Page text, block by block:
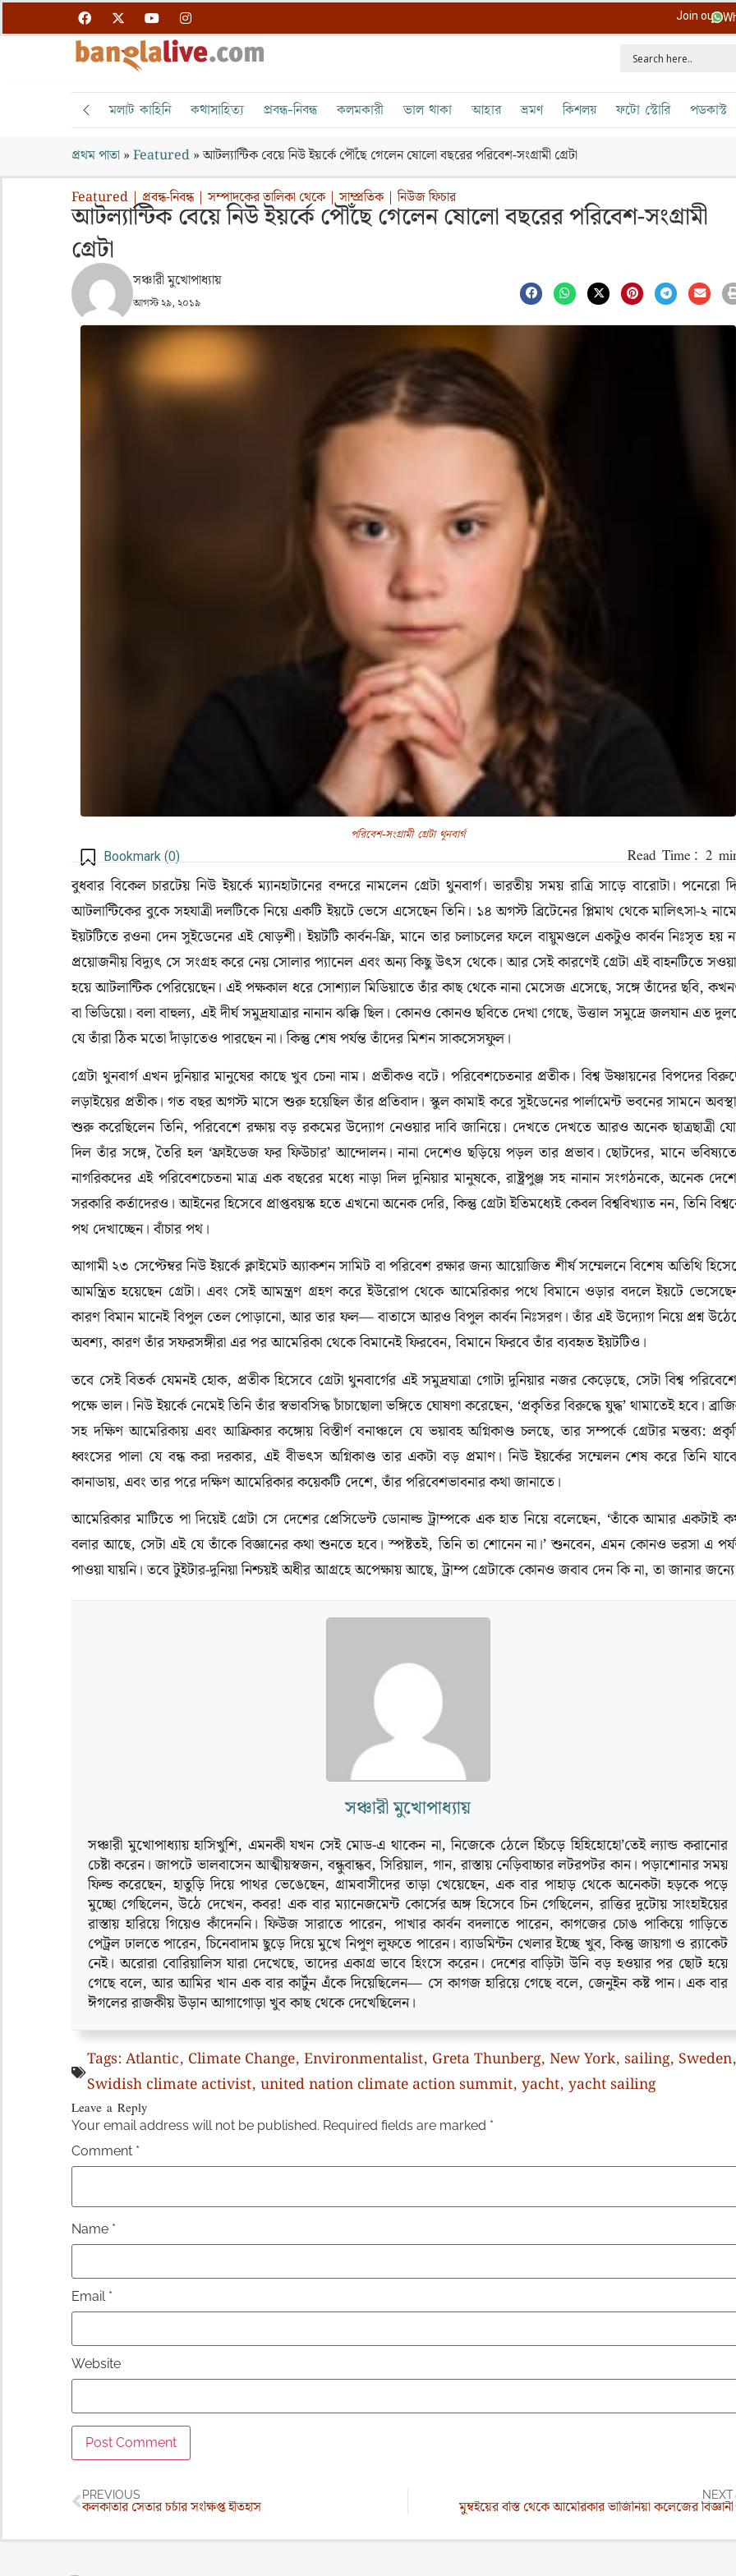
Join our
মলাট কাহিনি কথাসাহিত্য প্রবন্ধ-নিবন্ধ কলমকারী ভাল থাকা আহার ভ্রমণ কিশলয় ফটো স্টোরি পডকাস্ট
প্রথম পাতা »Featured »আটল্যান্টিক বেয়ে নিউ ইয়র্কে পৌঁছে গেলেন ষোলো বছরের পরিবেশ-সংগ্রামী গ্রেটা
Featured |প্রবন্ধ-নিবন্ধ|সম্পাদকের তালিকা থেকে|সাম্প্রতিক|নিউজ ফিচার
আটল্যান্টিক বেয়ে নিউ ইয়র্কে পৌঁছে গেলেন ষোলো বছরের পরিবেশ-সংগ্রামী
গ্রেটা
সঞ্চারী মুখোপাধ্যায়
আগস্ট ২৯, ২০১৯
পরিবেশ-সংগ্রামী গ্রেটা থুনবার্গ
Bookmark (0)
বুধবার বিকেল চারটেয় নিউ ইয়র্কে ম্যানহাটানের বন্দরে নামলেন গ্রেটা থুনবার্গ। ভারতীয় সময় রাত্রি সাড়ে বারোটা। পনেরো
আটলান্টিকের বুকে সহযাত্রী দলটিকে নিয়ে একটি ইয়টে ভেসে এসেছেন তিনি। ১৪ অগস্ট ব্রিটেনের প্লিমাথ থেকে মালিৎসা-২
ইয়টটিতে রওনা দেন সুইডেনের এই ষোড়শী। ইয়টটি কার্বন-ফ্রি, মানে তার চলাচলের ফলে বায়ুমণ্ডলে একটুও কার্বন নিঃসৃত হয়
প্রয়োজনীয় বিদ্যুৎ সে সংগ্রহ করে নেয় সোলার প্যানেল এবং অন্য কিছু উৎস থেকে। আর সেই কারণেই গ্রেটা এই বাহনটিতে
হয়ে আটলান্টিক পেরিয়েছেন। এই পক্ষকাল ধরে সোশ্যাল মিডিয়াতে তাঁর কাছ থেকে নানা মেসেজ এসেছে, সঙ্গে তাঁদের ছবি,
বা ভিডিয়ো। বলা বাহুল্য, এই দীর্ঘ সমুদ্রযাত্রার নানান ঝক্কি ছিল। কোনও কোনও ছবিতে দেখা গেছে, উত্তাল সমুদ্রে জলযান এত
যে তাঁরা ঠিক মতো দাঁড়াতেও পারছেন না। কিন্তু শেষ পর্যন্ত তাঁদের মিশন সাকসেসফুল।
গ্রেটা থুনবার্গ এখন দুনিয়ার মানুষের কাছে খুব চেনা নাম। প্রতীকও বটে। পরিবেশচেতনার প্রতীক। বিশ্ব উষ্ণায়নের বিপদের
লড়াইয়ের প্রতীক। গত বছর অগস্ট মাসে শুরু হয়েছিল তাঁর প্রতিবাদ। স্কুল কামাই করে সুইডেনের পার্লামেন্ট ভবনের সামনে
শুরু করেছিলেন তিনি, পরিবেশে রক্ষায় বড় রকমের উদ্যোগ নেওয়ার দাবি জানিয়ে। দেখতে দেখতে আরও অনেক ছাত্রছাত্রী
দিল তাঁর সঙ্গে, তৈরি হল ‘ফ্রাইডেজ ফর ফিউচার’ আন্দোলন। নানা দেশেও ছড়িয়ে পড়ল তার প্রভাব। ছোটদের, মানে
নাগরিকদের এই পরিবেশচেতনা মাত্র এক বছরের মধ্যে নাড়া দিল দুনিয়ার মানুষকে, রাষ্ট্রপুঞ্জ সহ নানান সংগঠনকে, অনেক
সরকারি কর্তাদেরও। আইনের হিসেবে প্রাপ্তবয়স্ক হতে এখনো অনেক দেরি, কিন্তু গ্রেটা ইতিমধ্যেই কেবল বিশ্ববিখ্যাত নন, তিনি
পথ দেখাচ্ছেন। বাঁচার পথ।
আগামী ২৩ সেপ্টেম্বর নিউ ইয়র্কে ক্লাইমেট অ্যাকশন সামিট বা পরিবেশ রক্ষার জন্য আয়োজিত শীর্ষ সম্মেলনে বিশেষ অতিথি
আমন্ত্রিত হয়েছেন গ্রেটা। এবং সেই আমন্ত্রণ গ্রহণ করে ইউরোপ থেকে আমেরিকার পথে বিমানে ওড়ার বদলে ইয়টে
কারণ বিমান মানেই বিপুল তেল পোড়ানো, আর তার ফল— বাতাসে আরও বিপুল কার্বন নিঃসরণ। তাঁর এই উদ্যোগ নিয়ে প্রশ্ন
অবশ্য, কারণ তাঁর সফরসঙ্গীরা এর পর আমেরিকা থেকে বিমানেই ফিরবেন, বিমানে ফিরবে তাঁর ব্যবহৃত ইয়টটিও।
তবে সেই বিতর্ক যেমনই হোক, প্রতীক হিসেবে গ্রেটা থুনবার্গের এই সমুদ্রযাত্রা গোটা দুনিয়ার নজর কেড়েছে, সেটা বিশ্ব
পক্ষে ভাল। নিউ ইয়র্কে নেমেই তিনি তাঁর স্বভাবসিদ্ধ চাঁচাছোলা ভঙ্গিতে ঘোষণা করেছেন, ‘প্রকৃতির বিরুদ্ধে যুদ্ধ’ থামাতেই হবে।
সহ দক্ষিণ আমেরিকায় এবং আফ্রিকার কঙ্গোয় বিস্তীর্ণ বনাঞ্চলে যে ভয়াবহ অগ্নিকাণ্ড চলছে, তার সম্পর্কে গ্রেটার মন্তব্য:
ধ্বংসের পালা যে বন্ধ করা দরকার, এই বীভৎস অগ্নিকাণ্ড তার একটা বড় প্রমাণ। নিউ ইয়র্কের সম্মেলন শেষ করে তিনি
কানাডায়, এবং তার পরে দক্ষিণ আমেরিকার কয়েকটি দেশে, তাঁর পরিবেশভাবনার কথা জানাতে।
আমেরিকার মাটিতে পা দিয়েই গ্রেটা সে দেশের প্রেসিডেন্ট ডোনাল্ড ট্রাম্পকে এক হাত নিয়ে বলেছেন, ‘তাঁকে আমার একটাই
বলার আছে, সেটা এই যে তাঁকে বিজ্ঞানের কথা শুনতে হবে। স্পষ্টতই, তিনি তা শোনেন না।’ শুনবেন, এমন কোনও ভরসা এ
পাওয়া যায়নি। তবে টুইটার-দুনিয়া নিশ্চয়ই অধীর আগ্রহে অপেক্ষায় আছে, ট্রাম্প গ্রেটাকে কোনও জবাব দেন কি না, তা জানার
সঞ্চারী মুখোপাধ্যায়
সঞ্চারী মুখোপাধ্যায় হাসিখুশি, এমনকী যখন সেই মোড-এ থাকেন না, নিজেকে ঠেলে হিঁচড়ে হিহিহোহো’তেই ল্যান্ড করানোর
চেষ্টা করেন। জাপটে ভালবাসেন আত্মীয়স্বজন, বন্ধুবান্ধব, সিরিয়াল, গান, রাস্তায় নেড়িবাচ্চার লটরপটর কান। পড়াশোনার সময়
ফিল্ড করেছেন, হাতুড়ি দিয়ে পাথর ভেঙেছেন, গ্রামবাসীদের তাড়া খেয়েছেন, এক বার পাহাড় থেকে অনেকটা হড়কে পড়ে
মুচ্ছো গেছিলেন, উঠে দেখেন, কবর! এক বার ম্যানেজমেন্ট কোর্সের অঙ্গ হিসেবে চিন গেছিলেন, রাত্তির দুটোয় সাংহাইয়ের
রাস্তায় হারিয়ে গিয়েও কাঁদেননি। ফিউজ সারাতে পারেন, পাখার কার্বন বদলাতে পারেন, কাগজের চোঙ পাকিয়ে গাড়িতে
পেট্রল ঢালতে পারেন, চিনেবাদাম ছুড়ে দিয়ে মুখে নিপুণ লুফতে পারেন। ব্যাডমিন্টন খেলার ইচ্ছে খুব, কিন্তু জায়গা ও র‌্যাকেট
নেই। অরোরা বোরিয়ালিস যারা দেখেছে, তাদের একাগ্র ভাবে হিংসে করেন। দেশের বাড়িটা উনি বড় হওয়ার পর ছোট হয়ে
গেছে বলে, আর আমির খান এক বার কার্টুন এঁকে দিয়েছিলেন— সে কাগজ হারিয়ে গেছে বলে, জেনুইন কষ্ট পান। এক বার
ঈগলের রাজকীয় উড়ান আগাগোড়া খুব কাছ থেকে দেখেছিলেন।
Tags:Atlantic, Climate Change, Environmentalist, Greta Thunberg, New York, sailing, Sweden,
Swidish climate activist, united nation climate action summit, yacht, yacht sailing
Leave a Reply
Your email address will not be published. Required fields are marked *
Comment *
Name *
Email *
Website
PREVIOUS
কলকাতার সেতার চর্চার সংক্ষিপ্ত ইতিহাস
NEXT
মুম্বইয়ের বস্তি থেকে আমেরিকার ভার্জিনিয়া কলেজের বিজ্ঞানী